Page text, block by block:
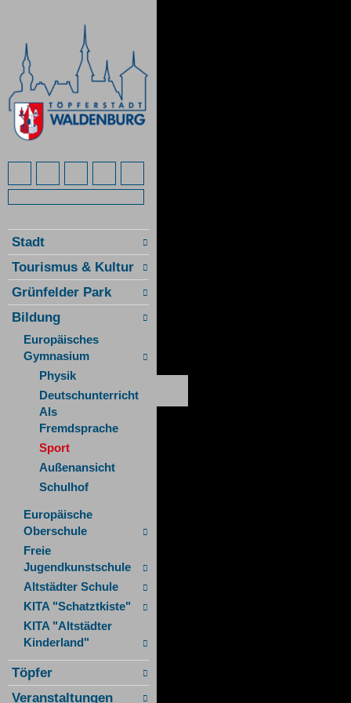
Stadt
Tourismus & Kultur
Grünfelder Park
Bildung
Europäisches
Gymnasium
Physik
Deutschunterricht
Als
Fremdsprache
Sport
Außenansicht
Schulhof
Europäische
Oberschule
Freie
Jugendkunstschule
Altstädter Schule
KITA "Schatztkiste"
KITA "Altstädter
Kinderland"
Töpfer
Veranstaltungen